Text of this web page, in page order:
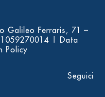
Galileo Ferraris, 71 –
| Data
Policy
Seguici